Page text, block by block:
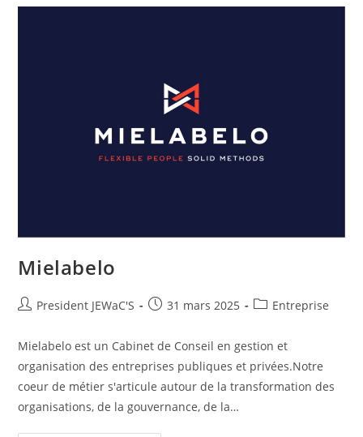
Mielabelo
President JEWaC'S 31 mars 2025 Entreprise
Mielabelo est un Cabinet de Conseil en gestion et
organisation des entreprises publiques et privées.Notre
coeur de métier s'articule autour de la transformation des
organisations, de la gouvernance, de la…